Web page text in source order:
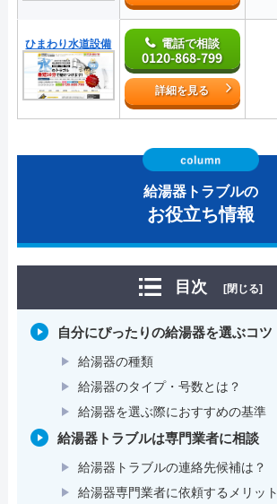
ひまわり水道設備 電話で相談
0120-868-799
詳細を見る
給湯器トラブルの
お役立ち情報
目次 [閉じる]
自分にぴったりの給湯器を選ぶコツ
給湯器の種類
給湯器のタイプ・号数とは？
給湯器を選ぶ際におすすめの基準
給湯器トラブルは専門業者に相談
給湯器トラブルの連絡先候補は？
給湯器専門業者に依頼するメリット